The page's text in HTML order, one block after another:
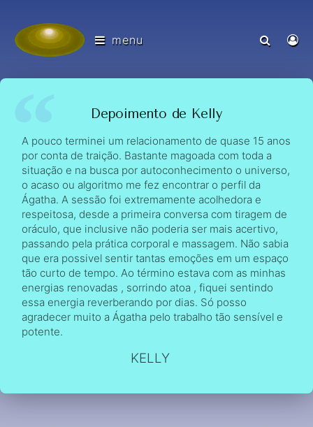
menu
Depoimento de Kelly
A pouco terminei um relacionamento de quase 15 anos
por conta de traição. Bastante magoada com toda a
situação e na busca por autoconhecimento o universo,
o acaso ou algoritmo me fez encontrar o perfil da
Ágatha. A sessão foi extremamente acolhedora e
respeitosa, desde a primeira conversa com tiragem de
oráculo, que inclusive não poderia ser mais acertivo,
passando pela prática corporal e massagem. Não sabia
que era possivel sentir tantas emoções em um espaço
tão curto de tempo. Ao término estava com as minhas
energias renovadas , sorrindo atoa , fiquei sentindo
essa energia reverberando por dias. Só posso
agradecer muito a Ágatha pelo trabalho tão sensível e
potente.
KELLY